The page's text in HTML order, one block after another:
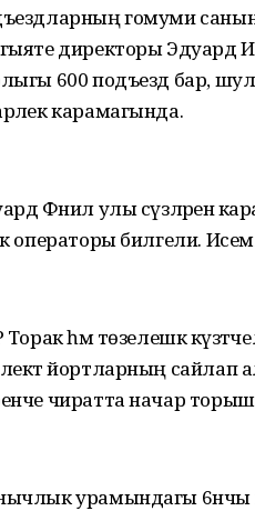
гомуми
директоры Эдуард
600 подъезд бар,
карамагында.
Фәнил улы сүзләренә
операторы билгели.
Торак һәм төзелешкә
йортларның сайлап
чиратта начар
урамындагы 6нчы